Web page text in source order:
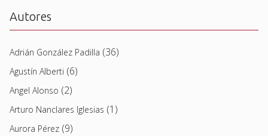
Autores
Adrián González Padilla (36)
Agustín Alberti (6)
Angel Alonso (2)
Arturo Nanclares Iglesias (1)
Aurora Pérez (9)